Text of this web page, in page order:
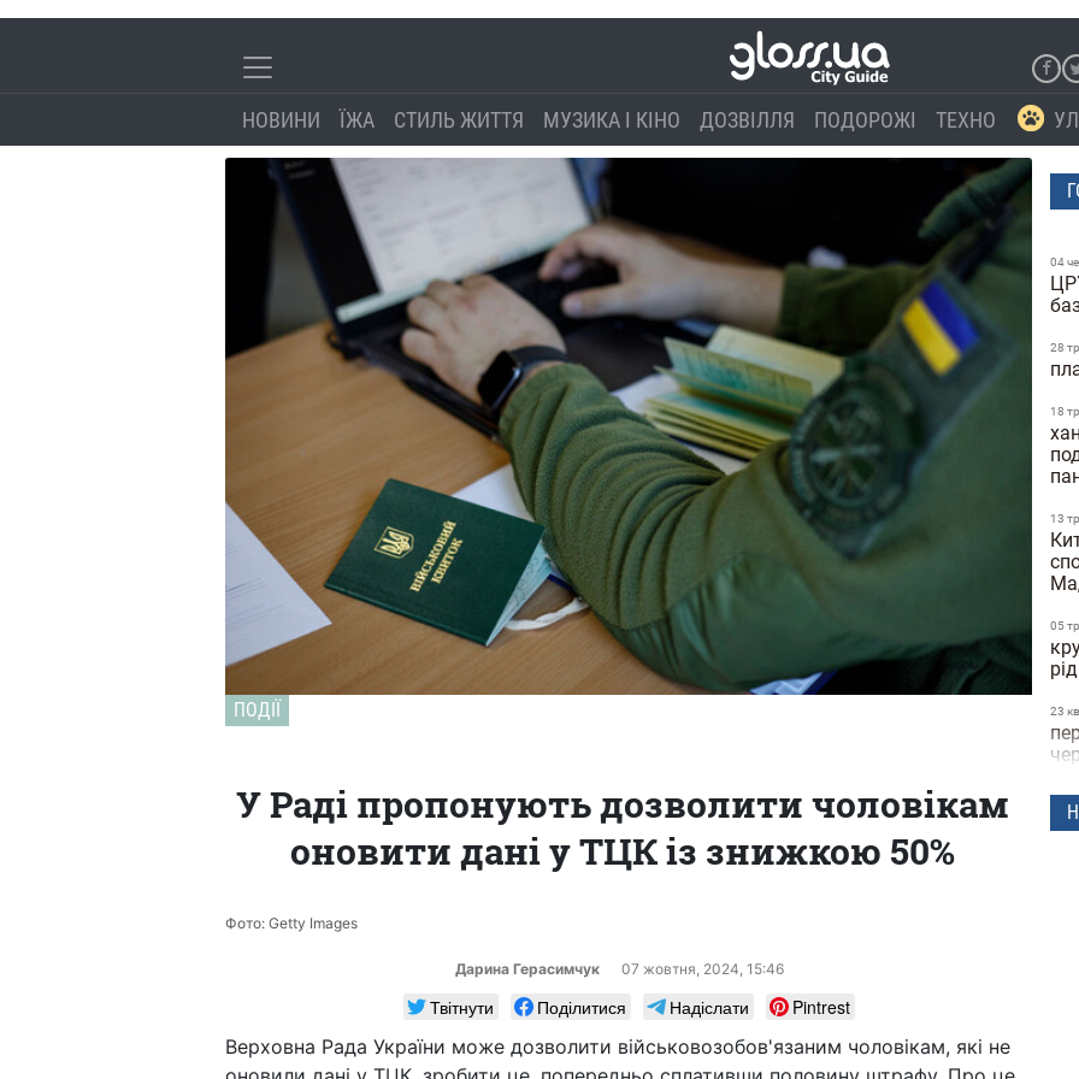
НОВИНИ ЇЖА СТИЛЬ ЖИТТЯ МУЗИКА І КІНО ДОЗВІЛЛЯ ПОДОРОЖІ ТЕХНО
ПОДІЇ
У Раді пропонують дозволити чоловікам
оновити дані у ТЦК із знижкою 50%
Фото: Getty Images
Дарина Герасимчук 07 жовтня, 2024, 15:46
Твітнути Поділитися Надіслати
Pintrest
Верховна Рада України може дозволити військовозобов'язаним чоловікам, які не
04
28
18
13
05
23
22